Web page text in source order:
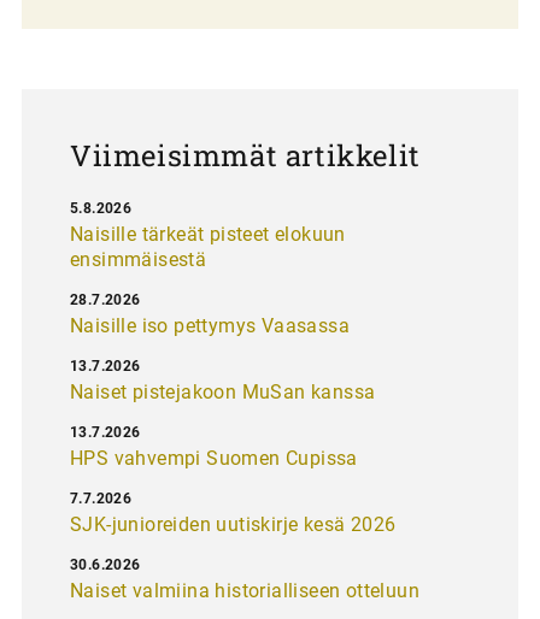
Viimeisimmät artikkelit
Naisille tärkeät pisteet elokuun
ensimmäisestä
5.8.2026
Naisille iso pettymys Vaasassa
28.7.2026
Naiset pistejakoon MuSan kanssa
13.7.2026
HPS vahvempi Suomen Cupissa
13.7.2026
SJK-junioreiden uutiskirje kesä 2026
7.7.2026
Naiset valmiina historialliseen otteluun
30.6.2026